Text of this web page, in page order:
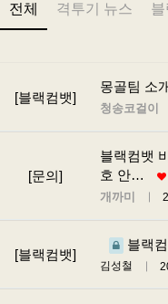
전체 격투기 뉴스
[블랙컴뱃]
몽골팀 소
청송코걸이
[문의]
블랙컴뱃
호 안…
개까미
[블랙컴뱃]
블랙
김성철